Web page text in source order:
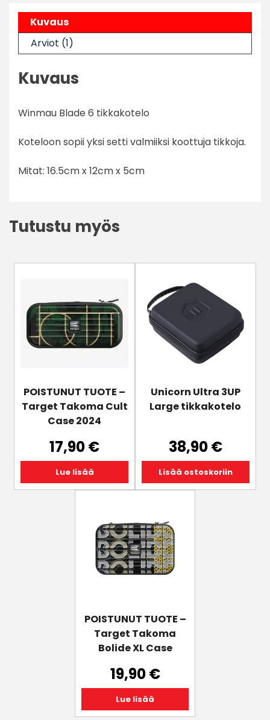
Kuvaus
Arviot (1)
Kuvaus
Winmau Blade 6 tikkakotelo
Koteloon sopii yksi setti valmiiksi koottuja tikkoja.
Mitat: 16.5cm x 12cm x 5cm
Tutustu myös
POISTUNUT TUOTE –
Target Takoma Cult
Case 2024
17,90€
Lue lisää
Unicorn Ultra 3UP
Large tikkakotelo
38,90€
Lisää ostoskoriin
POISTUNUT TUOTE –
Target Takoma
Bolide XL Case
19,90€
Lue lisää